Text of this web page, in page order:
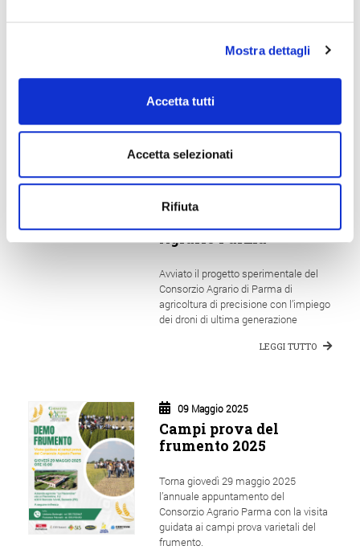
Mostra dettagli
Accetta tutti
Accetta selezionati
Rifiuta
14 Luglio 2026
All’azienda Cotti di
pomodoro e medica
arrivano dal cielo con
Agrario Parma
Avviato il progetto sperimentale del
Consorzio Agrario di Parma di
agricoltura di precisione con l’impiego
dei droni di ultima generazione
LEGGI TUTTO
09 Maggio 2025
Campi prova del
frumento 2025
Torna giovedì 29 maggio 2025
l’annuale appuntamento del
Consorzio Agrario Parma con la visita
guidata ai campi prova varietali del
frumento.